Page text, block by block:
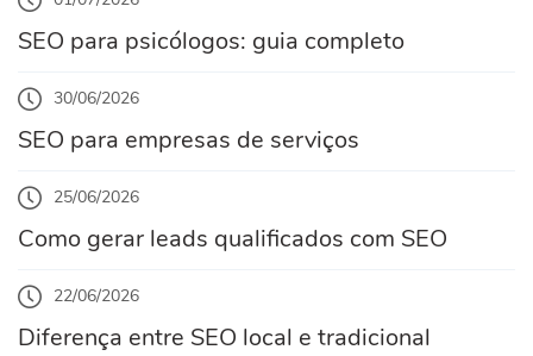
SEO para psicólogos: guia completo
30/06/2026
SEO para empresas de serviços
25/06/2026
Como gerar leads qualificados com SEO
22/06/2026
Diferença entre SEO local e tradicional